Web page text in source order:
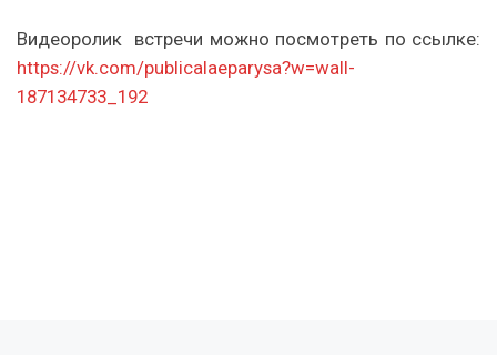
Видеоролик встречи можно посмотреть по ссылке:
https://vk.com/publicalaeparysa?w=wall-
187134733_192